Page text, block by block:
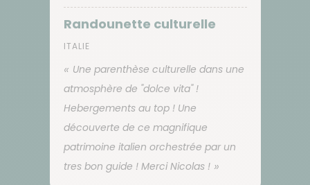
Randounette culturelle
ITALIE
Une parenthèse culturelle dans une
atmosphère de "dolce vita" !
Hebergements au top ! Une
découverte de ce magnifique
patrimoine italien orchestrée par un
tres bon guide ! Merci Nicolas !